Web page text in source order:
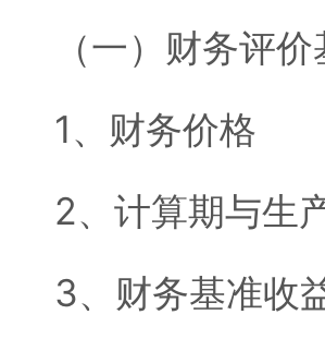
（一）财务评
1、财务价格
2、计算期与生
3、财务基准收